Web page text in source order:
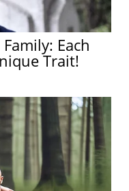
Each
Trait!